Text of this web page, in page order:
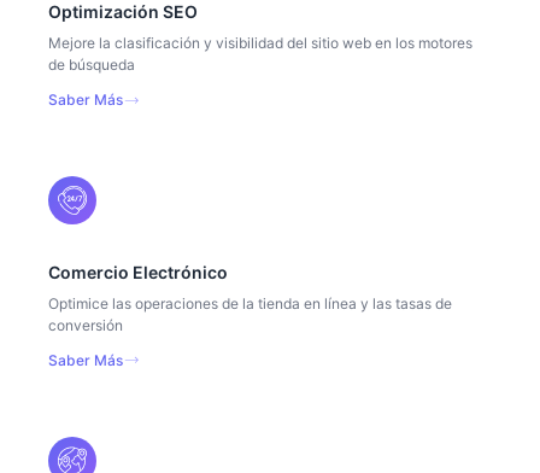
Optimización SEO
Mejore la clasificación y visibilidad del sitio web en los motores
de búsqueda
Saber Más
Comercio Electrónico
Optimice las operaciones de la tienda en línea y las tasas de
conversión
Saber Más